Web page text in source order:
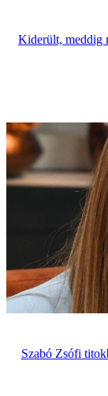
Kiderült, meddig
Szabó Zsófi